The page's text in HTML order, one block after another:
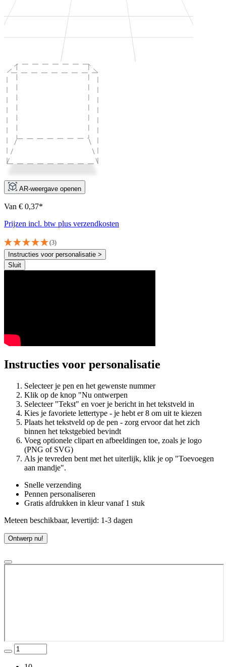
AR-weergave openen
Van € 0,37*
Prijzen incl. btw plus verzendkosten
(3)
Instructies voor personalisatie >
Sluit
Instructies voor personalisatie
Selecteer je pen en het gewenste nummer
Klik op de knop "Nu ontwerpen
Selecteer "Tekst" en voer je bericht in het tekstveld in
Kies je favoriete lettertype - je hebt er 8 om uit te kiezen
Plaats het tekstveld op de pen - zorg ervoor dat het zich
binnen het tekstgebied bevindt
Voeg optionele clipart en afbeeldingen toe, zoals je logo
(PNG of SVG)
Als je tevreden bent met het uiterlijk, klik je op "Toevoegen
aan mandje".
Snelle verzending
Pennen personaliseren
Gratis afdrukken in kleur vanaf 1 stuk
Meteen beschikbaar, levertijd: 1-3 dagen
Ontwerp nu!